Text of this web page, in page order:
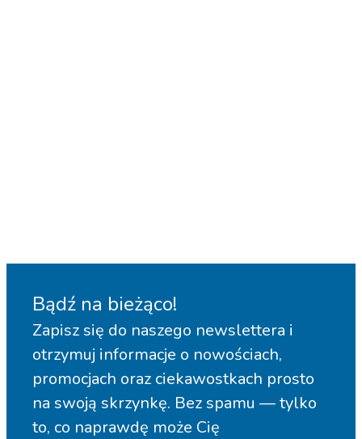
Bądź na bieżąco!
Zapisz się do naszego newslettera i
otrzymuj informacje o nowościach,
promocjach oraz ciekawostkach prosto
na swoją skrzynkę. Bez spamu — tylko
to, co naprawdę może Cię